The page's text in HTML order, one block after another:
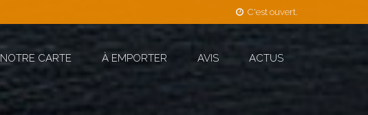
C'est ouvert.
NOTRE CARTE À EMPORTER AVIS ACTUS